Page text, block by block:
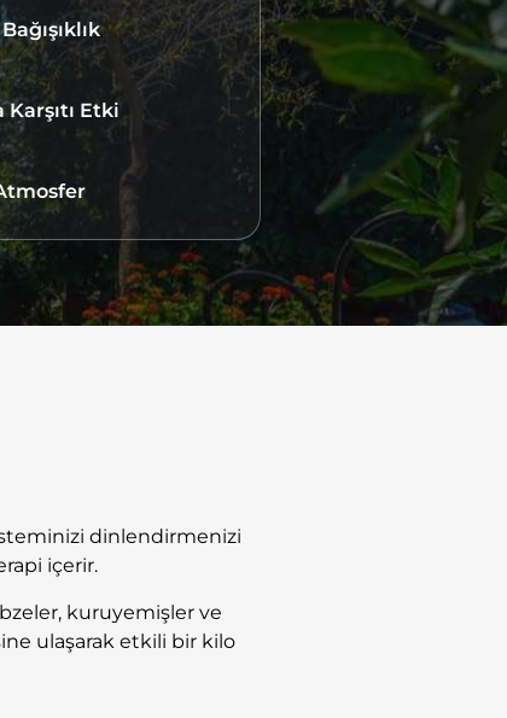
Karşıtı Etki
dinlendirmenizi
içerir.
kuruyemişler ve
ulaşarak etkili bir kilo